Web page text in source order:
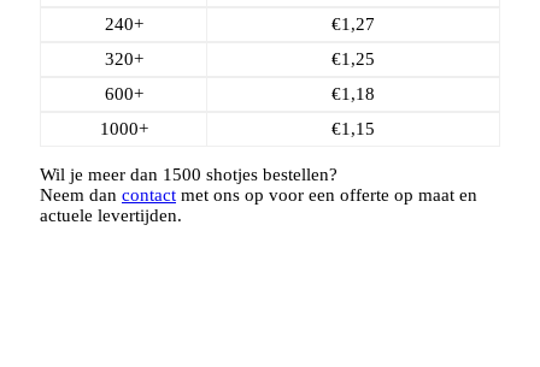
240+
€1,27
320+
€1,25
600+
€1,18
1000+
€1,15
Wil je meer dan 1500 shotjes bestellen?
Neem dan contact met ons op voor een offerte op maat en
actuele levertijden.